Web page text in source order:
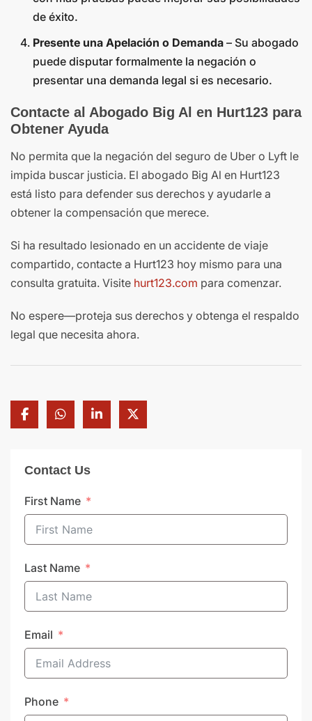
de éxito.
Presente una Apelación o Demanda – Su abogado
puede disputar formalmente la negación o
presentar una demanda legal si es necesario.
Contacte al Abogado Big Al en Hurt123 para
Obtener Ayuda
No permita que la negación del seguro de Uber o Lyft le
impida buscar justicia. El abogado Big Al en Hurt123
está listo para defender sus derechos y ayudarle a
obtener la compensación que merece.
Si ha resultado lesionado en un accidente de viaje
compartido, contacte a Hurt123 hoy mismo para una
consulta gratuita. Visite hurt123.com para comenzar.
No espere—proteja sus derechos y obtenga el respaldo
legal que necesita ahora.
Contact Us
First Name
Last Name
Email
Phone